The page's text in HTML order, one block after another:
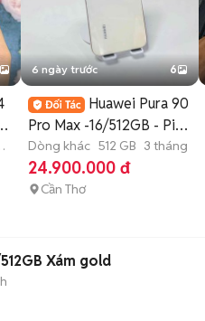
6 ngày trước 6
Huawei Pura 90
Pro Max -16/512GB - Pin
100% -
Dòng khác 512 GB 3 tháng
24.900.000 đ
Cần Thơ
Xám gold